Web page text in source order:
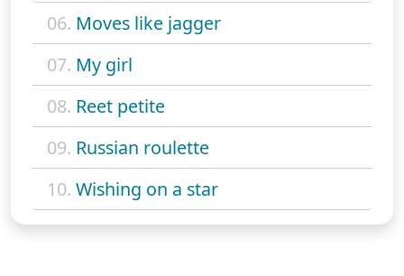
06. Moves like jagger
07. My girl
08. Reet petite
09. Russian roulette
10. Wishing on a star